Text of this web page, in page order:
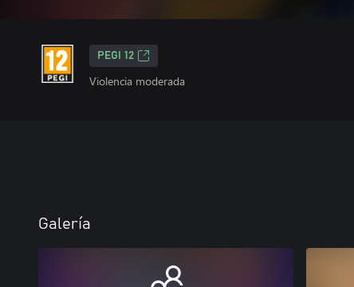
PEGI 12
Violencia moderada
Galería